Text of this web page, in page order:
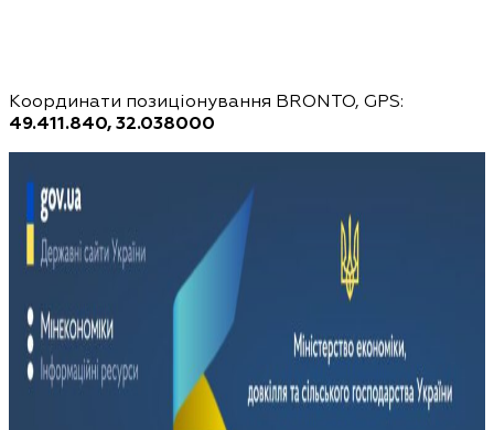
Координати позиціонування BRONTO, GPS:
49.411.840, 32.038000